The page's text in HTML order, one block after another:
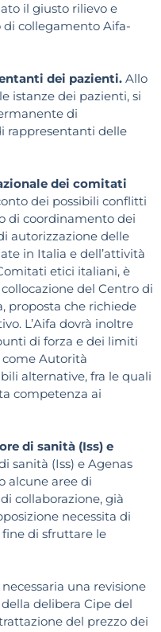
il giusto rilievo e
collegamento Aifa-
dei pazienti. Allo
istanze dei pazienti, si
di
rappresentanti delle
dei comitati
dei possibili conflitti
di coordinamento dei
autorizzazione delle
in Italia e dell’attività
etici italiani, è
del Centro di
proposta che richiede
L’Aifa dovrà inoltre
di forza e dei limiti
come Autorità
alternative, fra le quali
competenza ai
di sanità (Iss) e
sanità (Iss) e Agenas
alcune aree di
collaborazione, già
necessita di
di sfruttare le
una revisione
delibera Cipe del
del prezzo dei